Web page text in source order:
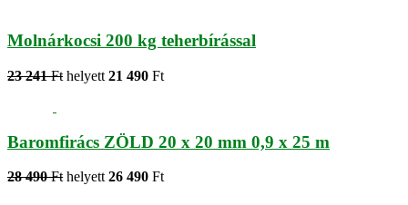
Molnárkocsi 200 kg teherbírással
23 241 Ft helyett 21 490 Ft
Baromfirács ZÖLD 20 x 20 mm 0,9 x 25 m
28 490 Ft helyett 26 490 Ft